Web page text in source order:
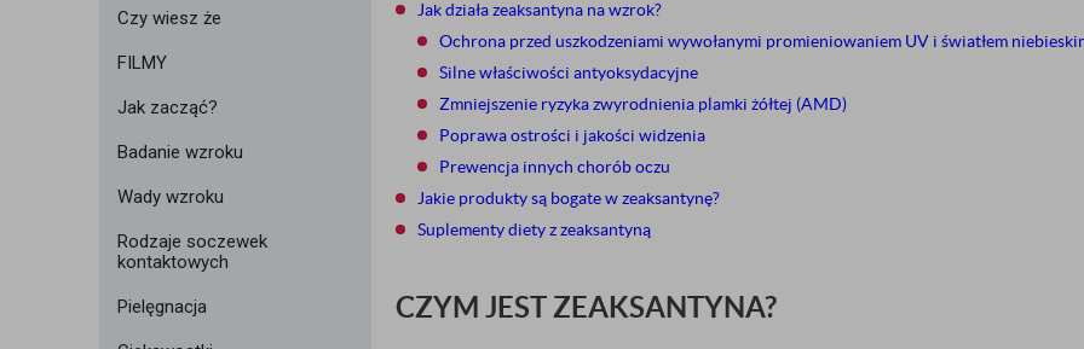
Czy wiesz że
FILMY
Jak zacząć?
Badanie wzroku
Wady wzroku
Rodzaje soczewek
kontaktowych
Pielęgnacja
Jak działa zeaksantyna na wzrok?
Ochrona przed uszkodzeniami wywołanymi promieniowaniem UV i światłem
Silne właściwości antyoksydacyjne
Zmniejszenie ryzyka zwyrodnienia plamki żółtej (AMD)
Poprawa ostrości i jakości widzenia
Prewencja innych chorób oczu
Jakie produkty są bogate w zeaksantynę?
Suplementy diety z zeaksantyną
CZYM JEST ZEAKSANTYNA?